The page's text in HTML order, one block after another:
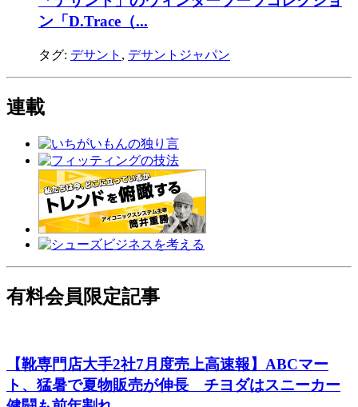
ン「D.Trace（...
タグ: デサント , デサントジャパン
連載
有料会員限定記事
【靴専門店大手2社7月度売上高速報】ABCマー
ト、猛暑で夏物販売が伸長 チヨダはスニーカー